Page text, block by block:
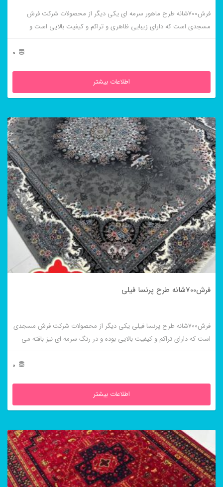
فرش700شانه طرح ماهور سرمه ای یکی دیگر از محصولات شرکت فرش
مسجدی است که دارای زیبایی ظاهری و تراکم و کیفیت بالایی است و
0
اطلاعات بیشتر
فرش700شانه طرح پرنسا فیلی
فرش700شانه طرح پرنسا فیلی یکی دیگر از محصولات شرکت فرش مسجدی
است که دارای تراکم و کیفیت بالایی بوده و در رنگ سرمه ای نیز بافته می
0
اطلاعات بیشتر